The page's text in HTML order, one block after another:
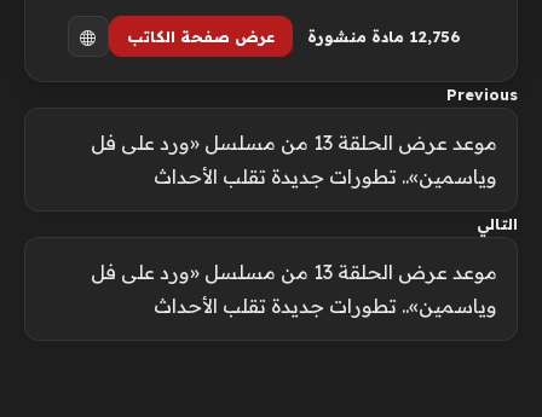
12٬756 مادة منشورة عرض صفحة الكاتب
Previous
موعد عرض الحلقة 13 من مسلسل «ورد على فل
وياسمين».. تطورات جديدة تقلب الأحداث
التالي
موعد عرض الحلقة 13 من مسلسل «ورد على فل
وياسمين».. تطورات جديدة تقلب الأحداث